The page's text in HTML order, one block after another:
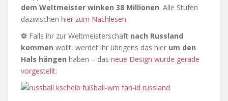
dem Weltmeister winken 38 Millionen. Alle Stufen
dazwischen hier zum Nachlesen.
⚽ Falls ihr zur Weltmeisterschaft nach Russland
kommen wollt, werdet ihr übrigens das hier um den
Hals hängen haben – das neue Design wurde gerade
vorgestellt: